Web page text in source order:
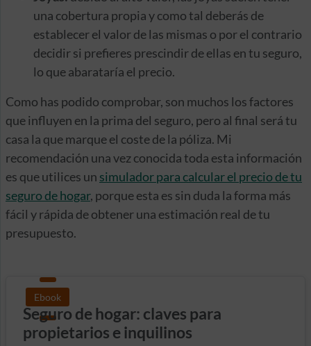
una cobertura propia y como tal deberás de
establecer el valor de las mismas o por el contrario
decidir si prefieres prescindir de ellas en tu seguro,
lo que abarataría el precio.
Como has podido comprobar, son muchos los factores
que influyen en la prima del seguro, pero al final será tu
casa la que marque el coste de la póliza. Mi
recomendación una vez conocida toda esta información
es que utilices un simulador para calcular el precio de tu
seguro de hogar, porque esta es sin duda la forma más
fácil y rápida de obtener una estimación real de tu
presupuesto.
Ebook
Seguro de hogar: claves para
propietarios e inquilinos